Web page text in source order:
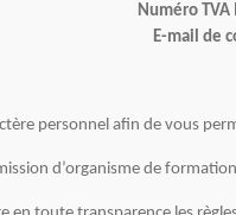
Numéro
E-mail de
personnel afin de vous
d’organisme de